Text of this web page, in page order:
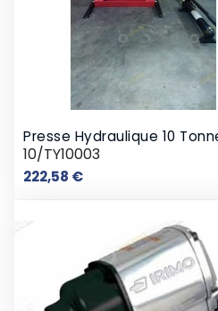
Presse Hydraulique 10
10/TY10003
222,58 €Prix